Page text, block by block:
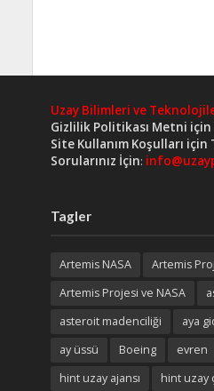
Uzay Bilimleri ve
Gizlilik Politikası Metni için
Site Kullanım Koşulları için
Sorularınız İçin:
Tagler
Artemis NASA
Artemis
Artemis Projesi ve NASA
asteroit madenciliği
aya
ay üssü
Boeing evren
hint uzay ajansı
hint uzay